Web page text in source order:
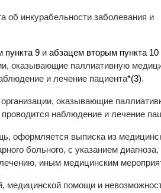
об инкурабельности заболевания и
пункта 9 и абзацем вторым пункта 10
оказывающие паллиативную
и лечение пациента*(3).
оказывающие
наблюдение и лечение
оформляется выписка из
больного, с указанием диагноза,
иным медицинским
медицинской помощи и